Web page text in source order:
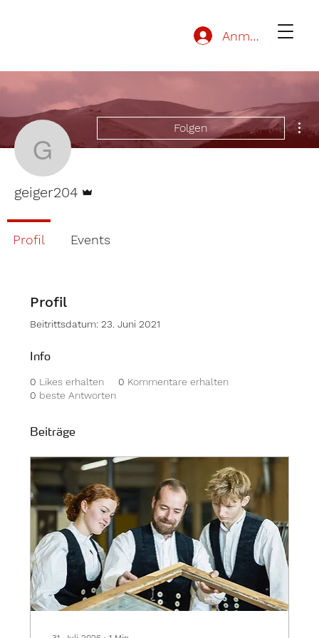
Anmelden
Profil
Beitrittsdatum: 23. Juni 2021
Info
0 Likes erhalten 0 Kommentare erhalten
0 beste Antworten
Beiträge
geiger204
Folgen
geiger204
Profil Events